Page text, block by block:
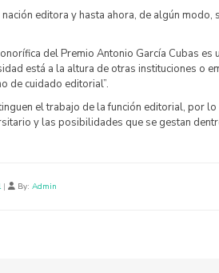
editora y hasta ahora, de algún modo,
del Premio Antonio García Cubas es
está a la altura de otras instituciones o
de cuidado editorial”.
el trabajo de la función editorial, por
y las posibilidades que se gestan
| By: Admin